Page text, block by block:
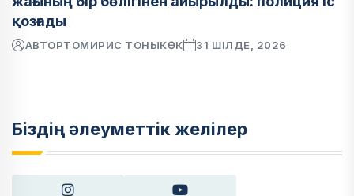
қозғады
АВТОРТОМИРИС ТОНЫКӨК 31 ШІЛДЕ, 2026
Біздің әлеуметтік желілер